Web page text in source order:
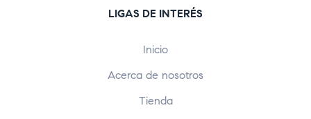
LIGAS DE INTERÉS
Inicio
Acerca de nosotros
Tienda